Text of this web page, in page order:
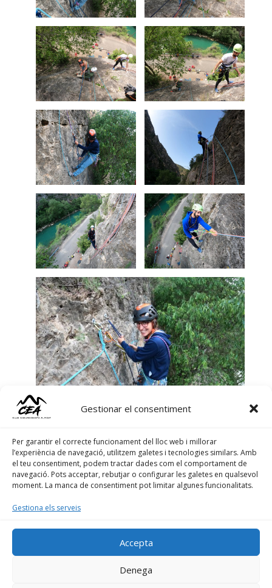
Gestionar el consentiment
Per garantir el correcte funcionament del lloc web i millorar
l’experiència de navegació, utilitzem galetes i tecnologies similars. Amb
el teu consentiment, podem tractar dades com el comportament de
navegació. Pots acceptar, rebutjar o configurar les galetes en qualsevol
moment. La manca de consentiment pot limitar algunes funcionalitats.
Gestiona els serveis
Accepta
Denega
Lluny es veien muntanyes i muntanyes; tota una
respirava al meu voltant.